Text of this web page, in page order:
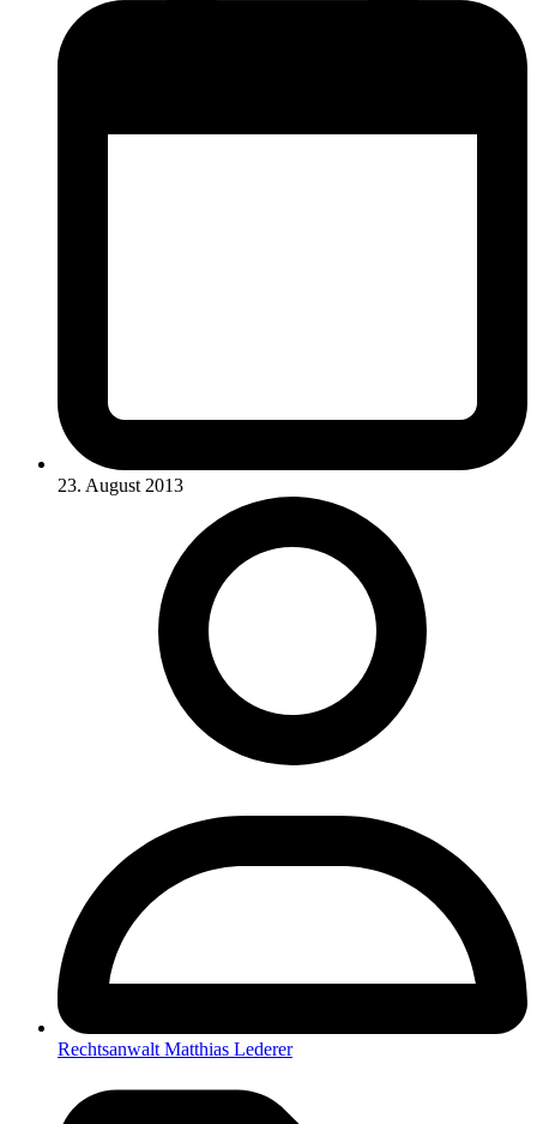
23. August 2013
Rechtsanwalt Matthias Lederer